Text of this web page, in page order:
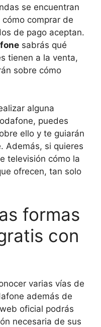
se encuentran
comprar de
de pago aceptan.
sabrás qué
tienen a la venta,
sobre cómo
alguna
puedes
ello y te guiarán
Además, si quieres
televisión cómo la
ofrecen, tan solo
formas
con
varias vías de
además de
oficial podrás
necesaria de sus